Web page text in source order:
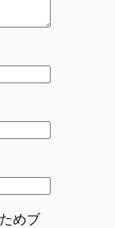
めブ